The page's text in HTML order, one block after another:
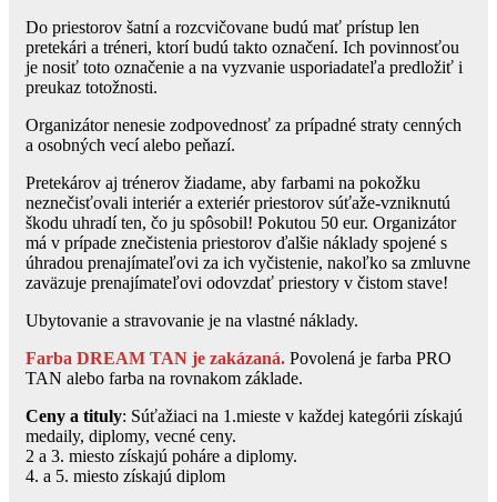
Do priestorov šatní a rozcvičovane budú mať prístup len
pretekári a tréneri, ktorí budú takto označení. Ich povinnosťou
je nosiť toto označenie a na vyzvanie usporiadateľa predložiť i
preukaz totožnosti.
Organizátor nenesie zodpovednosť za prípadné straty cenných
a osobných vecí alebo peňazí.
Pretekárov aj trénerov žiadame, aby farbami na pokožku
neznečisťovali interiér a exteriér priestorov súťaže-vzniknutú
škodu uhradí ten, čo ju spôsobil! Pokutou 50 eur. Organizátor
má v prípade znečistenia priestorov ďalšie náklady spojené s
úhradou prenajímateľovi za ich vyčistenie, nakoľko sa zmluvne
zaväzuje prenajímateľovi odovzdať priestory v čistom stave!
Ubytovanie a stravovanie je na vlastné náklady.
Farba DREAM TAN je zakázaná. Povolená je farba PRO
TAN alebo farba na rovnakom základe.
Ceny a tituly: Súťažiaci na 1.mieste v každej kategórii získajú
medaily, diplomy, vecné ceny.
2 a 3. miesto získajú poháre a diplomy.
4. a 5. miesto získajú diplom